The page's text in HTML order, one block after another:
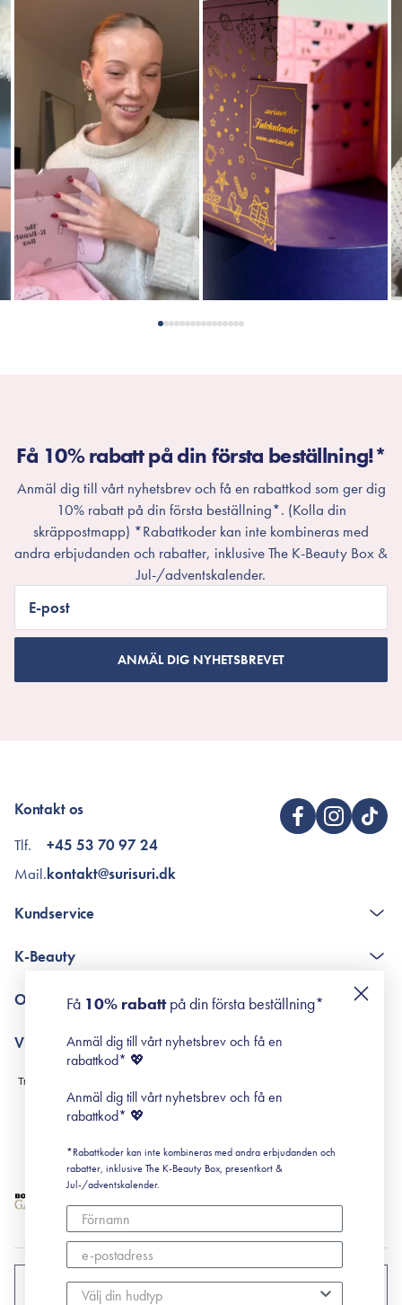
Få 10% rabatt på din första beställning!*
Anmäl dig till vårt nyhetsbrev och få en rabattkod som ger dig
10% rabatt på din första beställning*. (Kolla din
skräppostmapp) *Rabattkoder kan inte kombineras med
andra erbjudanden och rabatter, inklusive The K-Beauty Box &
Jul-/adventskalender.
E-post
ANMÄL DIG NYHETSBREVET
Kontakt os
Tlf.
Mail.
+45 53 70 97 24
kontakt@surisuri.dk
Kundservice
Poängshop - frågor och svar
K-Beauty
Retinol för nybörjare
Om Surisuri
Black Friday
Villkor
Leverans & Retur
Köpvillkor
Prenumerationsvillkor
Cookiepolicy
SVERIGE
Få 10% rabattpå din första beställning*
Anmäl dig till vårt nyhetsbrev och få en
rabattkod* 💖
Anmäl dig till vårt nyhetsbrev och få en
rabattkod* 💖
*Rabattkoder kan inte kombineras med andra erbjudanden och
rabatter, inklusive The K-Beauty Box, presentkort &
Jul-/adventskalender.